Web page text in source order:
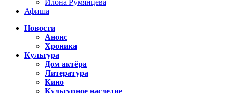
Илона Румянцева
Афиша
Новости
Анонс
Хроника
Культура
Дом актёра
Литература
Кино